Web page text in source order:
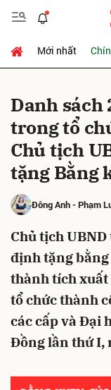
Mới nhất
Danh sách
trong tổ
Chủ tịch
tặng Bằng
Đông Anh-Phạm
Chủ tịch
định tặng bằng
thành tích xuất
tổ chức thành
các cấp và Đại
Đồng lần thứ I,
Gửi bình luận